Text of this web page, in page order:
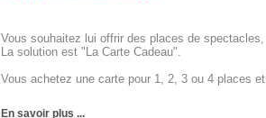
Vous souhaitez lui offrir des places de
La solution est "La Carte Cadeau".
Vous achetez une carte pour 1, 2, 3 ou 4 places
En savoir plus ...